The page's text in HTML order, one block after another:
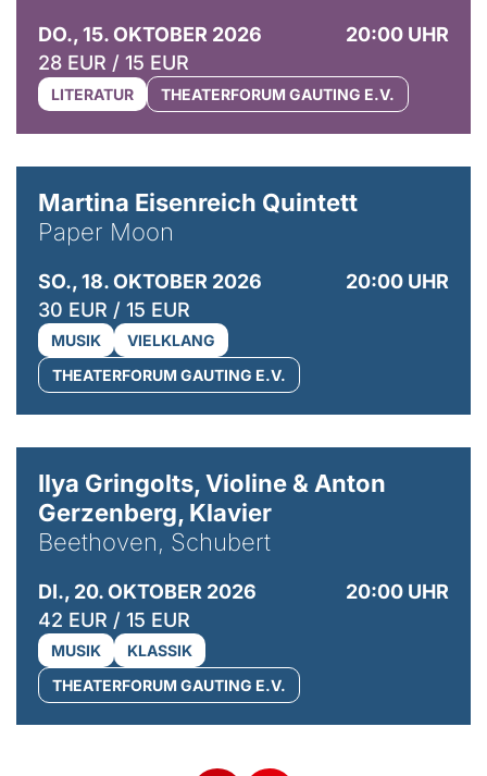
DO., 15. OKTOBER 2026
20:00 UHR
28 EUR / 15 EUR
LITERATUR THEATERFORUM GAUTING E.V.
Martina Eisenreich Quintett
Paper Moon
SO., 18. OKTOBER 2026
20:00 UHR
30 EUR / 15 EUR
MUSIK
VIELKLANG
THEATERFORUM GAUTING E.V.
Ilya Gringolts, Violine & Anton
Gerzenberg, Klavier
Beethoven, Schubert
DI., 20. OKTOBER 2026
20:00 UHR
42 EUR / 15 EUR
MUSIK
KLASSIK
THEATERFORUM GAUTING E.V.